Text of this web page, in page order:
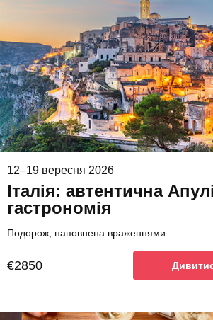
12–19 вересня 2026
Італія: автентична
гастрономія
Подорож, наповнена враженнями
€2850